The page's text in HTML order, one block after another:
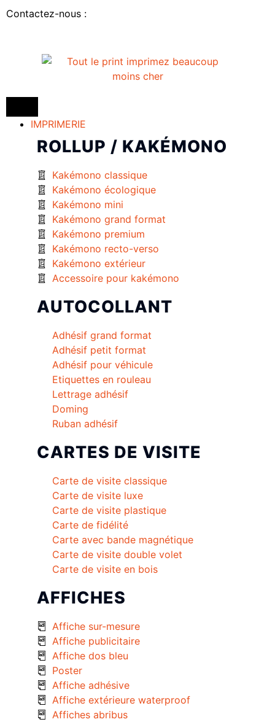
Contactez-nous :
IMPRIMERIE
ROLLUP / KAKÉMONO
Kakémono classique
Kakémono écologique
Kakémono mini
Kakémono grand format
Kakémono premium
Kakémono recto-verso
Kakémono extérieur
Accessoire pour kakémono
AUTOCOLLANT
Adhésif grand format
Adhésif petit format
Adhésif pour véhicule
Etiquettes en rouleau
Lettrage adhésif
Doming
Ruban adhésif
CARTES DE VISITE
Carte de visite classique
Carte de visite luxe
Carte de visite plastique
Carte de fidélité
Carte avec bande magnétique
Carte de visite double volet
Carte de visite en bois
AFFICHES
Affiche sur-mesure
Affiche publicitaire
Affiche dos bleu
Poster
Affiche adhésive
Affiche extérieure waterproof
Affiches abribus